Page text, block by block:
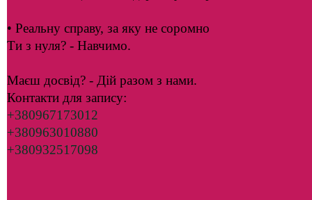
• Реальну справу, за яку не соромно
Ти з нуля? - Навчимо.
Маєш досвід? - Дій разом з нами.
Контакти для запису:
+380967173012
+380963010880
+380932517098